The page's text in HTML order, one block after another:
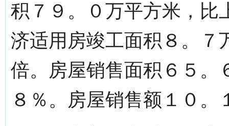
积７９。０万平方米，比
济适用房竣工面积８。７
倍。房屋销售面积６５。
８％。房屋销售额１０